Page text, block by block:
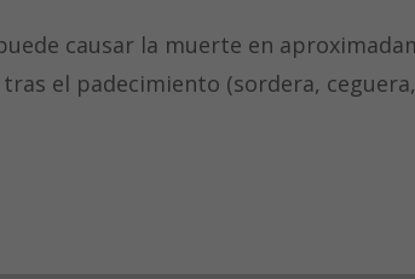
causar la muerte en
el padecimiento (sordera,